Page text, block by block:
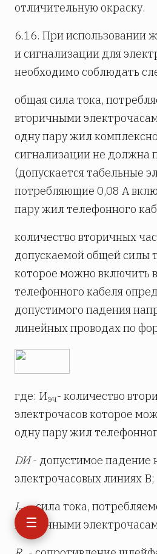
☰
отличительную окраску.
6.16. При использовании
и сигнализации для
необходимо соблюдать
общая сила тока,
вторичными
одну пару жил
сигнализации не должна
(допускается табельные
потребляющие 0,08 А
пару жил телефонного
количество вторичных
допускаемой общей силы
которое можно включить
телефонного кабеля
допустимого падения
линейных проводах по
где: Иэч- количество
электрочасов которое
одну пару жил
DИ- допустимое падение
электрочасовых линиях В;
Iэч- сила тока,
вторичными